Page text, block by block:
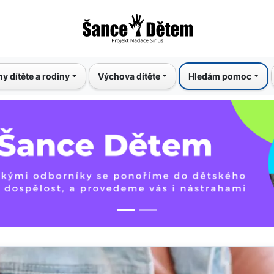
k
hlavnímu
dítěte a rodiny Výchova dítěte Hledám pomoc